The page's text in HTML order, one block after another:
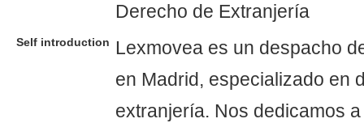
Derecho de Extranjería
Self introduction
Lexmovea es un despacho
en Madrid, especializado en
extranjería. Nos dedicamos